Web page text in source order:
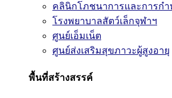
คลินิกโภชนาการและการก
โรงพยาบาลสัตว์เล็กจุฬาฯ
ศูนย์เอ็มเน็ต
ศูนย์ส่งเสริมสุขภาวะผู้สูงอายุ
พื้นที่สร้างสรรค์